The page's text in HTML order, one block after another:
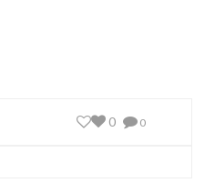
0
0